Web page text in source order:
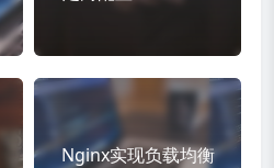
Nginx实现负载均衡